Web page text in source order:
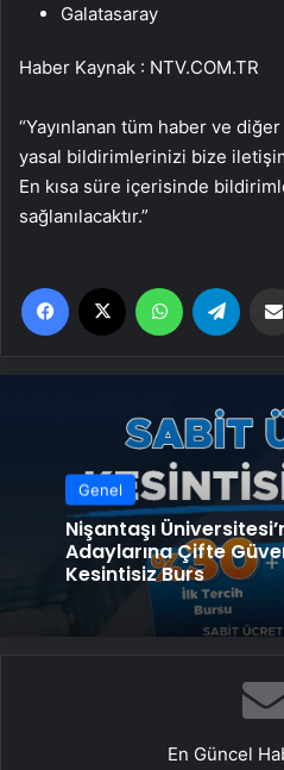
Galatasaray
Haber Kaynak : NTV.COM.TR
“Yayınlanan tüm haber ve
yasal bildirimlerinizi bize
En kısa süre içerisinde
sağlanılacaktır.”
Facebook WhatsApp
Genel
Nişantaşı
Adaylarına Çifte
Kesintisiz Burs
En Güncel